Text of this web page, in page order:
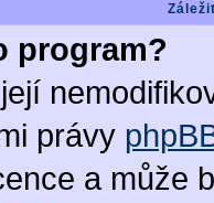
program?
právy
a může